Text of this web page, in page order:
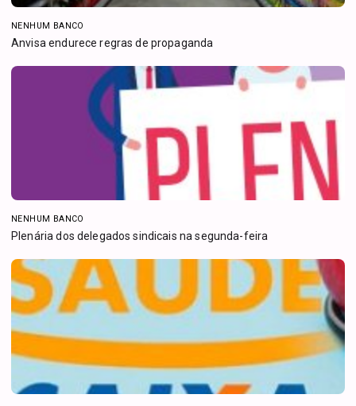
NENHUM BANCO
Anvisa endurece regras de propaganda
NENHUM BANCO
Plenária dos delegados sindicais na segunda-feira